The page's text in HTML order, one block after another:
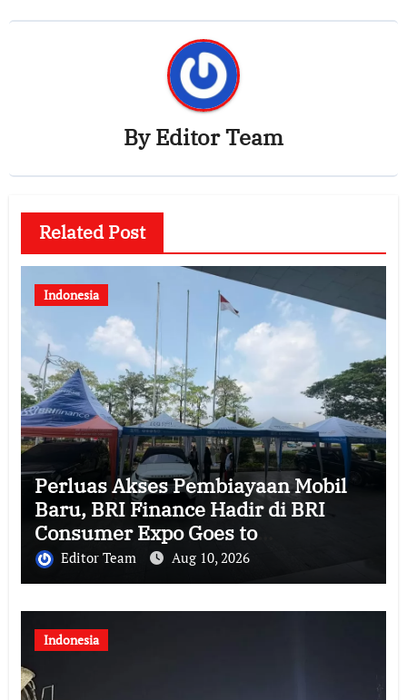
ByEditor Team
Related Post
Indonesia
Perluas Akses Pembiayaan Mobil
Baru, BRI Finance Hadir di BRI
Consumer Expo Goes to
Summarecon Bekasi
Editor Team Aug 10, 2026
Indonesia